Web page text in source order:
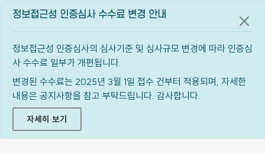
정보접근성 인증심사 수수료 변경 안내
정보접근성 인증심사의 심사기준 및 심사규모 변경에 따라 인증심
사 수수료 일부가 개편됩니다.
변경된 수수료는 2025년 3월 1일 접수 건부터 적용되며, 자세한
내용은 공지사항을 참고 부탁드립니다. 감사합니다.
자세히 보기
공지